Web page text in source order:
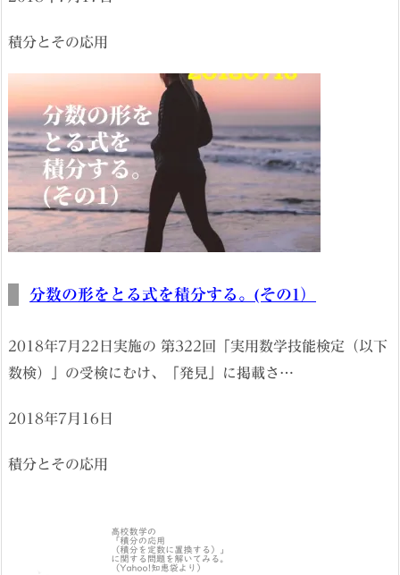
積分とその応用
分数の形をとる式を積分する。(その1）
2018年7月22日実施の 第322回「実用数学技能検定（以下
数検）」の受検にむけ、「発見」に掲載さ…
2018年7月16日
積分とその応用